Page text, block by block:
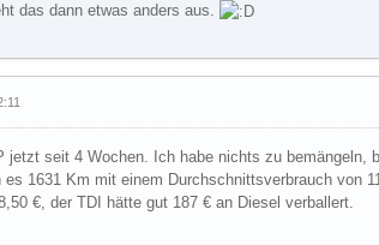
das dann etwas anders aus.
jetzt seit 4 Wochen. Ich habe nichts zu bemängeln,
es 1631 Km mit einem Durchschnittsverbrauch von
€, der TDI hätte gut 187 € an Diesel verballert.